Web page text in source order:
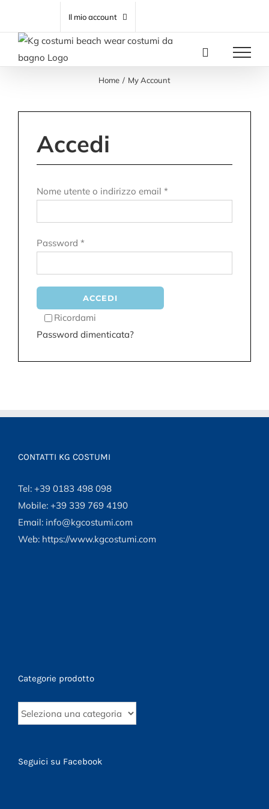
contenuto
Il mio account
Home My Account
Accedi
Nome utente o indirizzo email *
Password *
Ricordami
ACCEDI
Password dimenticata?
CONTATTI KG COSTUMI
Tel: +39 0183 498 098
Mobile: +39 339 769 4190
Email: info@kgcostumi.com
Web: https://www.kgcostumi.com
Categorie prodotto
Seguici su Facebook